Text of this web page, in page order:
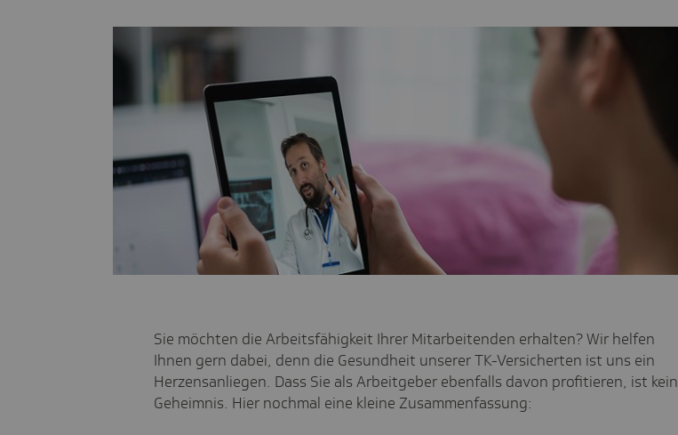
Sie möchten die Arbeitsfähigkeit Ihrer Mitarbeitenden erhalten? Wir helfen
Ihnen gern dabei, denn die Gesundheit unserer TK-Versicherten ist uns ein
Herzensanliegen. Dass Sie als Arbeitgeber ebenfalls davon profitieren, ist kein
Geheimnis. Hier nochmal eine kleine Zusammenfassung: